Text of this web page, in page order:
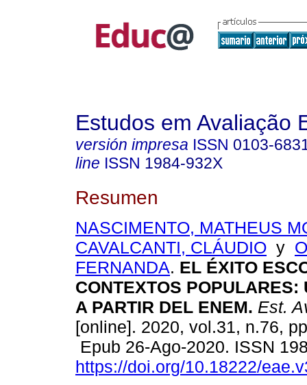
Estudos em Avaliação
versión impresa ISSN 0103-
line ISSN 1984-932X
Resumen
NASCIMENTO, MATHEUS
CAVALCANTI, CLÁUDIO y
FERNANDA. EL ÉXITO
CONTEXTOS POPULARES:
A PARTIR DEL ENEM. Est.
[online]. 2020, vol.31, n.76,
Epub 26-Ago-2020. ISSN
https://doi.org/10.18222/